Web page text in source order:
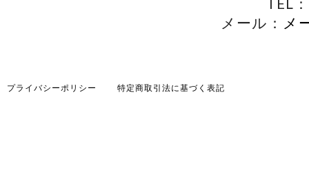
メール： メ
プライバシーポリシー 特定商取引法に基づく表記